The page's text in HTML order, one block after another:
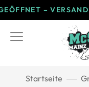
– VERSAND &
Startseite